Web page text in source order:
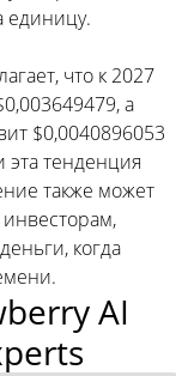
единицу.
что к 2027
а
$0,0040896053
тенденция
также может
инвесторам,
когда
AI